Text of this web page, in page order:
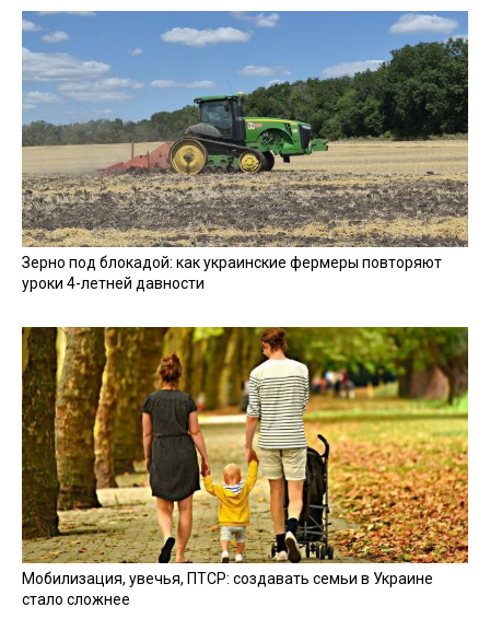
Зерно под блокадой: как украинские фермеры повторяют
уроки 4-летней давности
Мобилизация, увечья, ПТСР: создавать семьи в Украине
стало сложнее